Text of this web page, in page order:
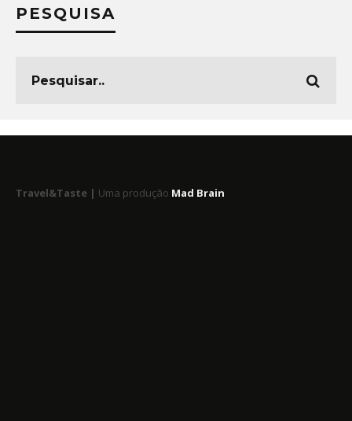
PESQUISA
Travel&Taste | Uma produção Mad Brain